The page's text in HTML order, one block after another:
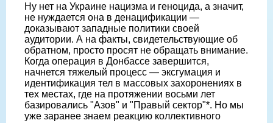
Ну нет на Украине нацизма и геноцида, а значит,
не нуждается она в денацификации —
доказывают западные политики своей
аудитории. А на факты, свидетельствующие об
обратном, просто просят не обращать внимание.
Когда операция в Донбассе завершится,
начнется тяжелый процесс — эксгумация и
идентификация тел в массовых захоронениях в
тех местах, где на протяжении восьми лет
базировались "Азов" и "Правый сектор"*. Но мы
уже заранее знаем реакцию коллективного